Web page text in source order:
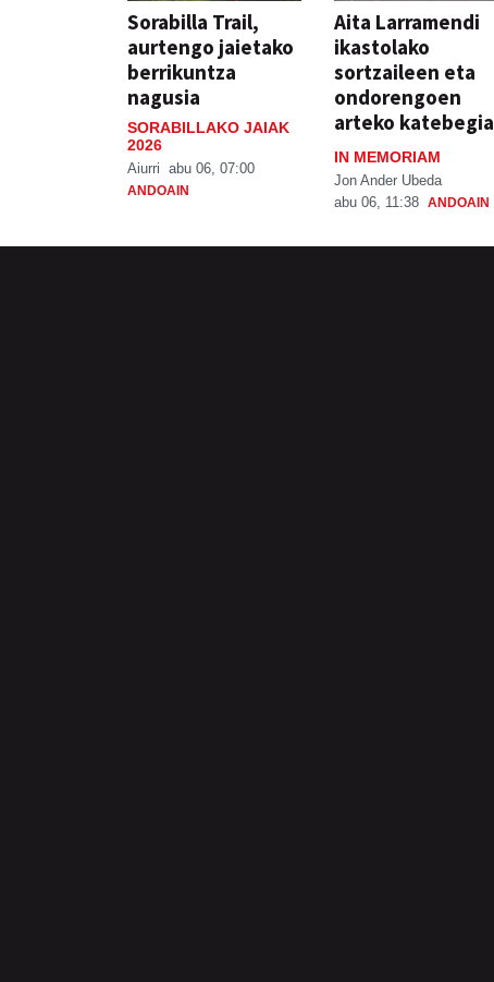
Sorabilla Trail,
aurtengo jaietako
berrikuntza
nagusia
SORABILLAKO JAIAK
2026
Aiurri abu 06, 07:00
ANDOAIN
Aita Larramendi
ikastolako
sortzaileen eta
ondorengoen
arteko katebegia
IN MEMORIAM
Jon Ander Ubeda
abu 06, 11:38 ANDOAIN